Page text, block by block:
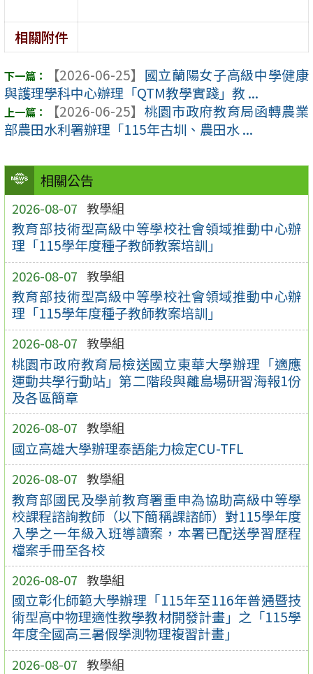
相關公告
2026-08-07 教學組
教育部技術型高級中等學校社會領域推動中心辦
理「115學年度種子教師教案培訓」
2026-08-07 教學組
教育部技術型高級中等學校社會領域推動中心辦
理「115學年度種子教師教案培訓」
2026-08-07 教學組
桃園市政府教育局檢送國立東華大學辦理「適應
運動共學行動站」第二階段與離島場研習海報1份
及各區簡章
2026-08-07 教學組
國立高雄大學辦理泰語能力檢定CU-TFL
2026-08-07 教學組
教育部國民及學前教育署重申為協助高級中等學
校課程諮詢教師（以下簡稱課諮師）對115學年度
入學之一年級入班導讀案，本署已配送學習歷程
檔案手冊至各校
2026-08-07 教學組
國立彰化師範大學辦理「115年至116年普通暨技
術型高中物理適性教學教材開發計畫」之「115學
年度全國高三暑假學測物理複習計畫」
2026-08-07 教學組
相關附件
【2026-06-25】 國立蘭陽女子高級中學健康
與護理學科中心辦理「QTM教學實踐」教 ...
【2026-06-25】 桃園市政府教育局函轉農業
部農田水利署辦理「115年古圳、農田水 ...